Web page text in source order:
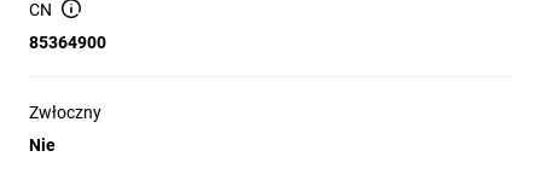
CN
85364900
Zwłoczny
Nie